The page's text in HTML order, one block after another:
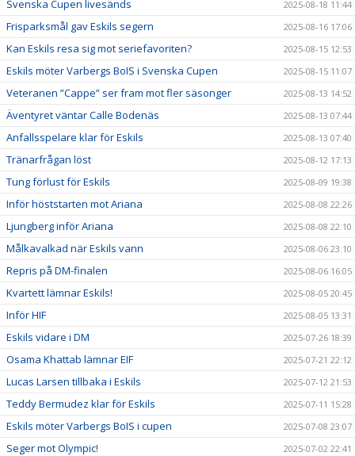
Svenska Cupen livesänds 2025-08-18 11:44
Frisparksmål gav Eskils segern 2025-08-16 17:06
Kan Eskils resa sig mot seriefavoriten? 2025-08-15 12:53
Eskils möter Varbergs BoIS i Svenska Cupen 2025-08-15 11:07
Veteranen ”Cappe” ser fram mot fler säsonger 2025-08-13 14:52
Äventyret väntar Calle Bodenäs 2025-08-13 07:44
Anfallsspelare klar för Eskils 2025-08-13 07:40
Tränarfrågan löst 2025-08-12 17:13
Tung förlust för Eskils 2025-08-09 19:38
Inför höststarten mot Ariana 2025-08-08 22:26
Ljungberg inför Ariana 2025-08-08 22:10
Målkavalkad när Eskils vann 2025-08-06 23:10
Repris på DM-finalen 2025-08-06 16:05
Kvartett lämnar Eskils! 2025-08-05 20:45
Inför HIF 2025-08-05 13:31
Eskils vidare i DM 2025-07-26 18:39
Osama Khattab lämnar EIF 2025-07-21 22:12
Lucas Larsen tillbaka i Eskils 2025-07-12 21:53
Teddy Bermudez klar för Eskils 2025-07-11 15:28
Eskils möter Varbergs BoIS i cupen 2025-07-08 23:07
Seger mot Olympic! 2025-07-02 22:41